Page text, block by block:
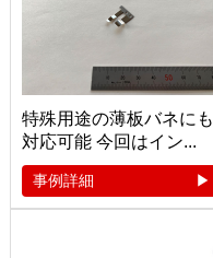
特殊用途の薄板バネにも
対応可能 今回はイン...
事例詳細